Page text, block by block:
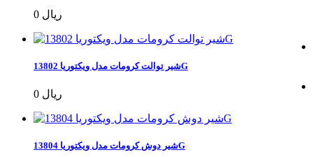
0 ریال
شیر توالت کرومات مدل ویکتوریا 13802G
0 ریال
شیر دوش کرومات مدل ویکتوریا 13804G